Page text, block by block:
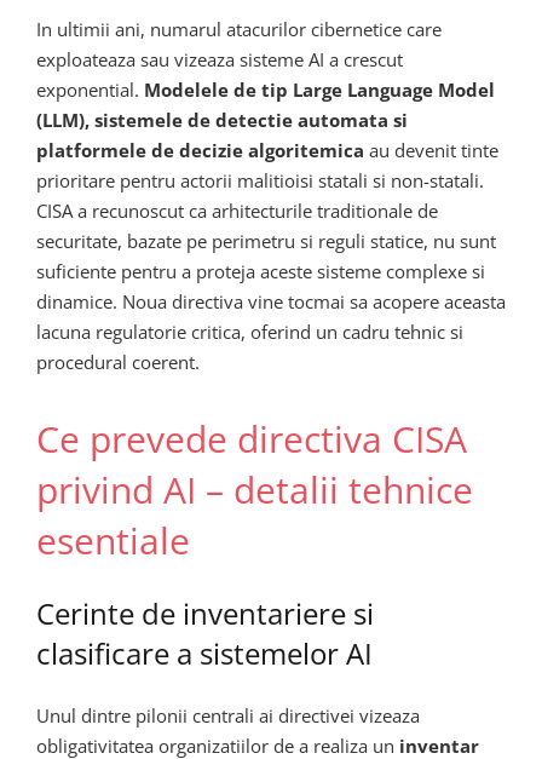
In ultimii ani, numarul atacurilor cibernetice care
exploateaza sau vizeaza sisteme AI a crescut
exponential. Modelele de tip Large Language Model
(LLM), sistemele de detectie automata si
platformele de decizie algoritemica au devenit tinte
prioritare pentru actorii malitioisi statali si non-statali.
CISA a recunoscut ca arhitecturile traditionale de
securitate, bazate pe perimetru si reguli statice, nu sunt
suficiente pentru a proteja aceste sisteme complexe si
dinamice. Noua directiva vine tocmai sa acopere aceasta
lacuna regulatorie critica, oferind un cadru tehnic si
procedural coerent.
Ce prevede directiva CISA
privind AI – detalii tehnice
esentiale
Cerinte de inventariere si
clasificare a sistemelor AI
Unul dintre pilonii centrali ai directivei vizeaza
obligativitatea organizatiilor de a realiza un inventar